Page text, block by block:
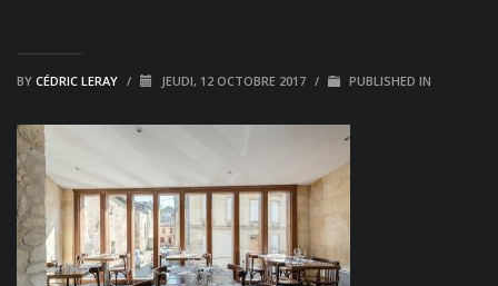
BY CÉDRIC LERAY / JEUDI, 12 OCTOBRE 2017 / PUBLISHED IN